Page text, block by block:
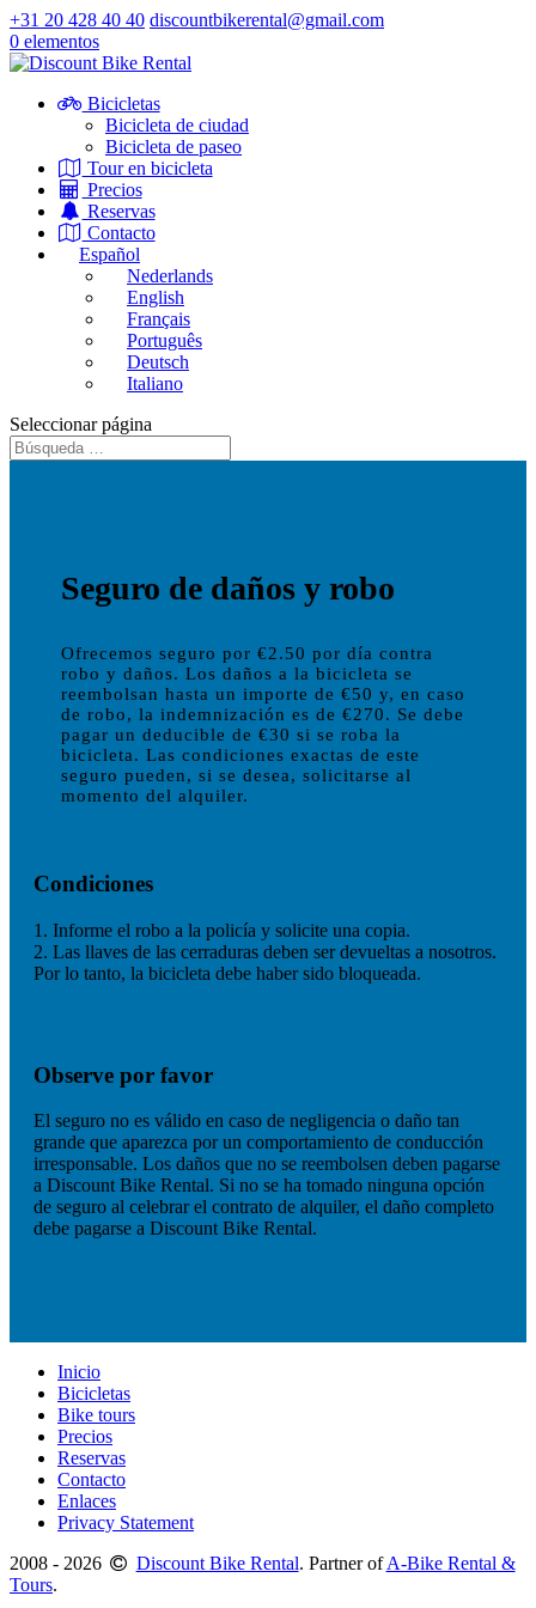
+31 20 428 40 40 discountbikerental@gmail.com
0 elementos
Bicicletas
Bicicleta de ciudad
Bicicleta de paseo
Tour en bicicleta
Precios
Reservas
Contacto
Español
Nederlands
English
Français
Português
Deutsch
Italiano
Seleccionar página
Seguro de daños y robo
Ofrecemos seguro por €2.50 por día contra
robo y daños. Los daños a la bicicleta se
reembolsan hasta un importe de €50 y, en caso
de robo, la indemnización es de €270. Se debe
pagar un deducible de €30 si se roba la
bicicleta. Las condiciones exactas de este
seguro pueden, si se desea, solicitarse al
momento del alquiler.
Condiciones
1. Informe el robo a la policía y solicite una copia.
2. Las llaves de las cerraduras deben ser devueltas a nosotros.
Por lo tanto, la bicicleta debe haber sido bloqueada.
Observe por favor
El seguro no es válido en caso de negligencia o daño tan
grande que aparezca por un comportamiento de conducción
irresponsable. Los daños que no se reembolsen deben pagarse
a Discount Bike Rental. Si no se ha tomado ninguna opción
de seguro al celebrar el contrato de alquiler, el daño completo
debe pagarse a Discount Bike Rental.
Inicio
Bicicletas
Bike tours
Precios
Reservas
Contacto
Enlaces
Privacy Statement
2008 - 2026
Discount Bike Rental. Partner ofA-Bike Rental &
Tours.